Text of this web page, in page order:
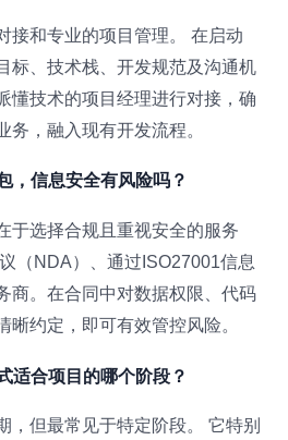
接和专业的项目管理。 在启动
标、技术栈、开发规范及沟通机
懂技术的项目经理进行对接，确
务，融入现有开发流程。
，信息安全有风险吗？
于选择合规且重视安全的服务
（NDA）、通过ISO27001信息
商。在合同中对数据权限、代码
晰约定，即可有效管控风险。
适合项目的哪个阶段？
，但最常见于特定阶段。 它特别